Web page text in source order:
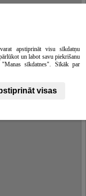
apstiprināt visu sīkdatņu
un labot savu piekrišanu
sīkdatnes". Sīkāk par
visas